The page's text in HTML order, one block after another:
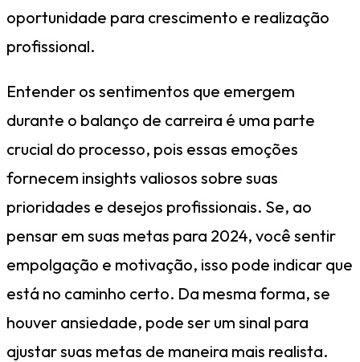
oportunidade para crescimento e realização
profissional.
Entender os sentimentos que emergem
durante o balanço de carreira é uma parte
crucial do processo, pois essas emoções
fornecem insights valiosos sobre suas
prioridades e desejos profissionais. Se, ao
pensar em suas metas para 2024, você sentir
empolgação e motivação, isso pode indicar que
está no caminho certo. Da mesma forma, se
houver ansiedade, pode ser um sinal para
ajustar suas metas de maneira mais realista.